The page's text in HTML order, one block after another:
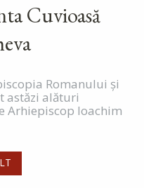
Cuvioasă
Romanului și
astăzi alături
Arhiepiscop Ioachim